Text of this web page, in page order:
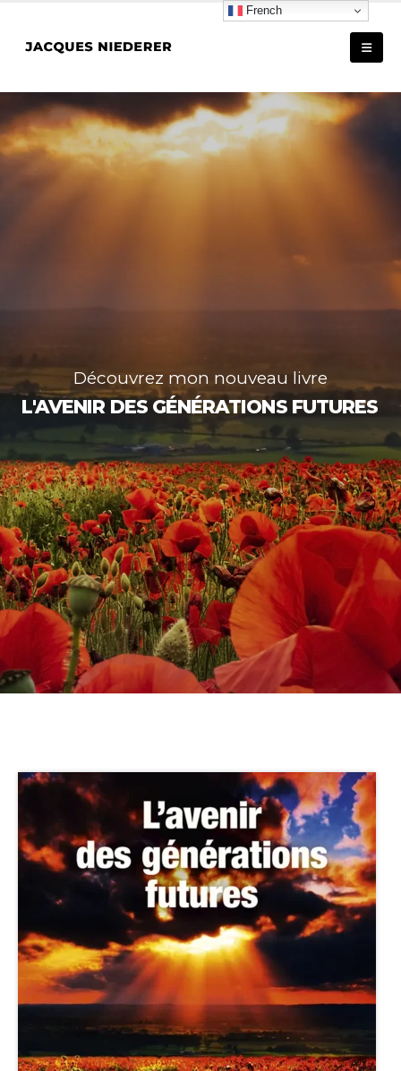
L'AVENIR DES GÉNÉRATIONS FUTURES
Découvrez mon nouveau livre
French